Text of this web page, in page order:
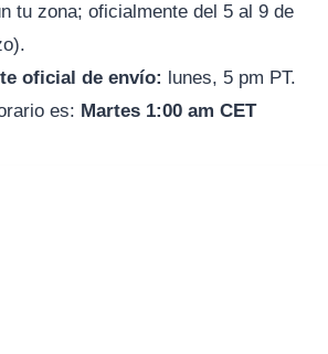
tu zona; oficialmente del 5 al 9 de
oficial de envío: lunes, 5 pm PT.
es: Martes 1:00 am CET